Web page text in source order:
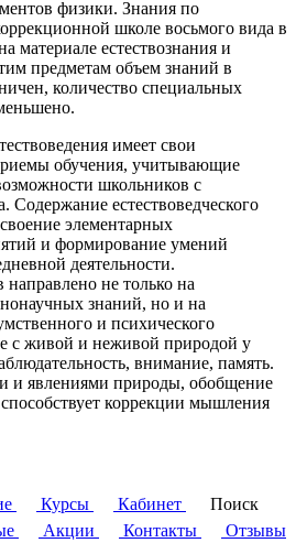
физики. Знания по
школе восьмого вида в
материале естествознания и
предметам объем знаний в
количество специальных
имеет свои
обучения, учитывающие
школьников с
Содержание естествоведческого
элементарных
и формирование умений
деятельности.
не только на
знаний, но и на
и психического
с живой и неживой природой у
внимание, память.
и явлениями природы, обобщение
коррекции мышления
Курсы Кабинет
Поиск
Акции Контакты
Отзывы